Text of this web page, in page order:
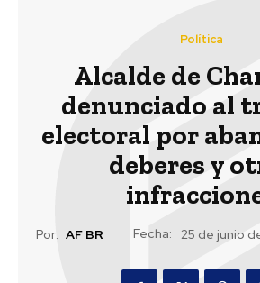
Política
Alcalde de
denunciado al
electoral por
deberes y
Por: AF BR Fecha: 25 de junio